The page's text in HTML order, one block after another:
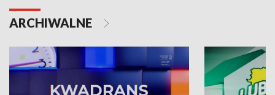
ARCHIWALNE